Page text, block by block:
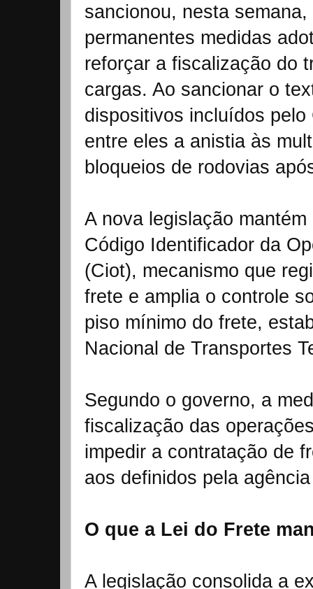
sancionou, nesta
permanentes medidas
reforçar a fiscalização do
cargas. Ao sancionar o
dispositivos incluídos
entre eles a anistia às
bloqueios de rodovias
A nova legislação
Código Identificador da
(Ciot), mecanismo que
frete e amplia o controle
piso mínimo do frete,
Nacional de Transportes
Segundo o governo, a
fiscalização das
impedir a contratação de
aos definidos pela
O que a Lei do Frete
A legislação consolida a